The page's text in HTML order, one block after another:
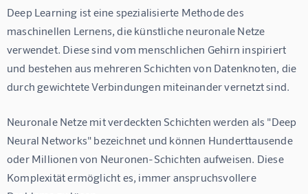
Deep Learning ist eine spezialisierte Methode des
maschinellen Lernens, die künstliche neuronale Netze
verwendet. Diese sind vom menschlichen Gehirn inspiriert
und bestehen aus mehreren Schichten von Datenknoten, die
durch gewichtete Verbindungen miteinander vernetzt sind.
Neuronale Netze mit verdeckten Schichten werden als "Deep
Neural Networks" bezeichnet und können Hunderttausende
oder Millionen von Neuronen-Schichten aufweisen. Diese
Komplexität ermöglicht es, immer anspruchsvollere